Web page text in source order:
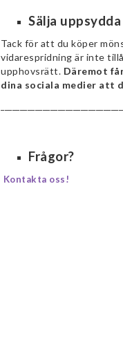
Sälja
Tack för att du köper
vidarespridning är inte
upphovsrätt. Däremot
dina sociala medier att
Frågor?
Kontakta oss!